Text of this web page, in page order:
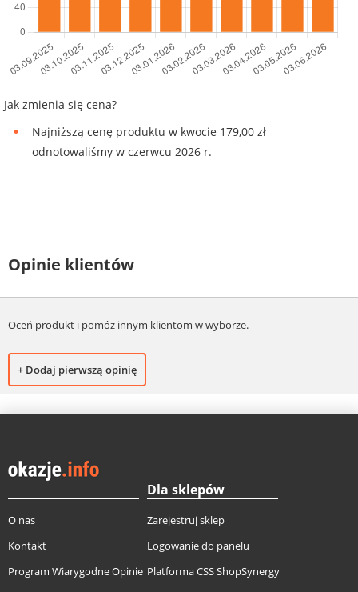
Jak zmienia się cena?
Najniższą cenę produktu w kwocie 179,00 zł
odnotowaliśmy w czerwcu 2026 r.
Opinie klientów
Oceń produkt i pomóż innym klientom w wyborze.
+ Dodaj pierwszą opinię
O nas
Kontakt
Program Wiarygodne Opinie
Dla sklepów
Zarejestruj sklep
Logowanie do panelu
Platforma CSS ShopSynergy